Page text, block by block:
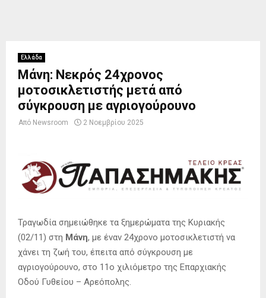
Ελλάδα
Μάνη: Νεκρός 24χρονος
μοτοσικλετιστής μετά από
σύγκρουση με αγριογούρουνο
Από Newsroom 2 Νοεμβρίου 2025
Τραγωδία σημειώθηκε τα ξημερώματα της Κυριακής
(02/11) στη Μάνη, με έναν 24χρονο μοτοσικλετιστή να
χάνει τη ζωή του, έπειτα από σύγκρουση με
αγριογούρουνο, στο 11ο χιλιόμετρο της Επαρχιακής
Οδού Γυθείου – Αρεόπολης.